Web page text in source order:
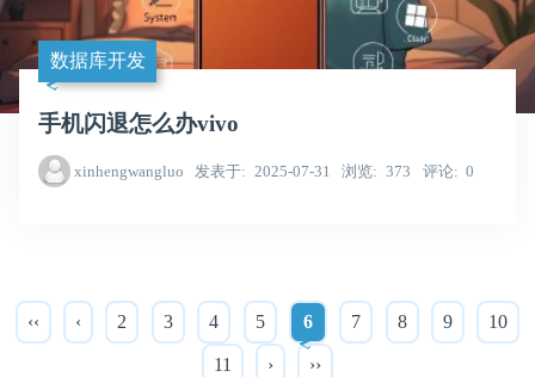
数据库开发
手机闪退怎么办vivo
xinhengwangluo 发表于 2025-07-31 浏览 373 评论 0
‹‹ ‹ 2 3 4 5 6 7 8 9 10
11 › ››